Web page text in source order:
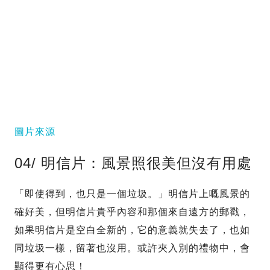
圖片來源
04/ 明信片：風景照很美但沒有用處
「即使得到，也只是一個垃圾。」明信片上嘅風景的
確好美，但明信片貴乎內容和那個來自遠方的郵戳，
如果明信片是空白全新的，它的意義就失去了，也如
同垃圾一樣，留著也沒用。或許夾入別的禮物中，會
顯得更有心思！